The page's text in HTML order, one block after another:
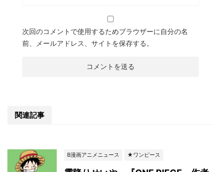
次回のコメントで使用するためブラウザーに自分の名
前、メールアドレス、サイトを保存する。
関連記事
B漫画アニメニュース ★ワンピース